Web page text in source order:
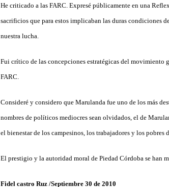
He criticado a las FARC. Expresé públicamente en una
sacrificios que para estos implicaban las duras condiciones
nuestra lucha.
Fui crítico de las concepciones estratégicas del movimiento
FARC.
Consideré y considero que Marulanda fue uno de los más
nombres de políticos mediocres sean olvidados, el de
el bienestar de los campesinos, los trabajadores y los pobres
El prestigio y la autoridad moral de Piedad Córdoba se han
Fidel castro Ruz /Septiembre 30 de 2010